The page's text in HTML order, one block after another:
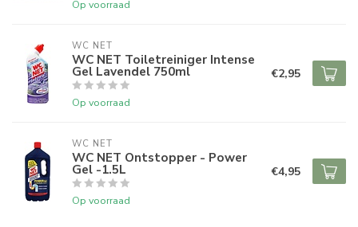
Op voorraad
WC NET
WC NET Toiletreiniger Intense
Gel Lavendel 750ml
Op voorraad
€2,95
WC NET
WC NET Ontstopper - Power
Gel -1.5L
Op voorraad
€4,95